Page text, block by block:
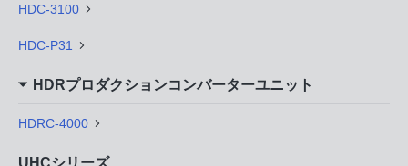
HDC-3100
HDC-P31
HDRプロダクションコンバーターユニット
HDRC-4000